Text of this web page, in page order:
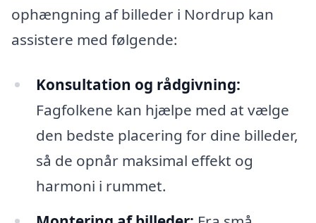
ophængning af billeder i Nordrup kan
assistere med følgende:
Konsultation og rådgivning:
Fagfolkene kan hjælpe med at vælge
den bedste placering for dine billeder,
så de opnår maksimal effekt og
harmoni i rummet.